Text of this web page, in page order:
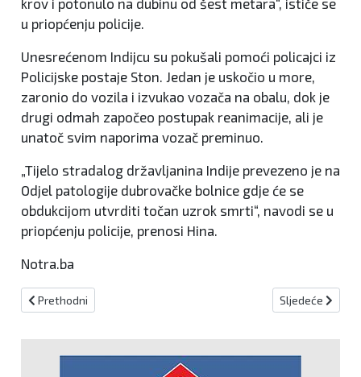
u priopćenju policije.
Unesrećenom Indijcu su pokušali pomoći policajci iz
Policijske postaje Ston. Jedan je uskočio u more,
zaronio do vozila i izvukao vozača na obalu, dok je
drugi odmah započeo postupak reanimacije, ali je
unatoč svim naporima vozač preminuo.
„Tijelo stradalog državljanina Indije prevezeno je na
Odjel patologije dubrovačke bolnice gdje će se
obdukcijom utvrditi točan uzrok smrti“, navodi se u
priopćenju policije, prenosi Hina.
Notra.ba
Prethodni članak: U Bugojnu i Travniku pronađene veće količine
Prethodni Sljedeći članak:
Sljedeće